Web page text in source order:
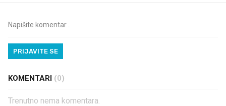
PRIJAVITE SE
KOMENTARI (0)
Trenutno nema komentara.